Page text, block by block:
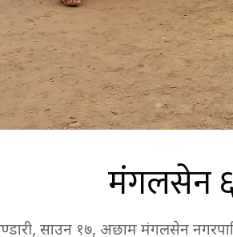
मंगलसेन ६
साउन १७, अछाम मंगलसेन